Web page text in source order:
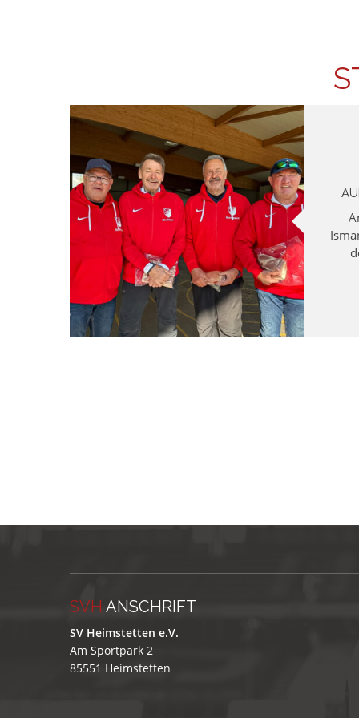
SVH ANSCHRIFT
SV Heimstetten e.V.
Am Sportpark 2
85551 Heimstetten